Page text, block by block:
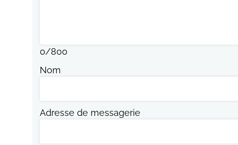
0/800
Nom
Adresse de messagerie